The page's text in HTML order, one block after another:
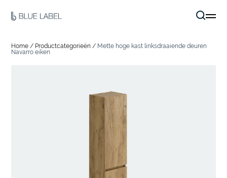
Home / Productcategorieën / Mette hoge kast linksdraaiende deuren
Navarro eiken